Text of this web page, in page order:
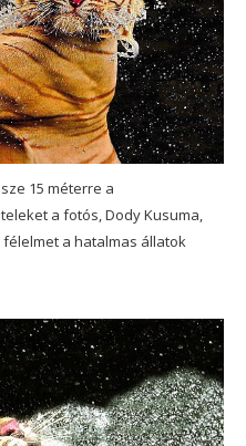
15 méterre a
a fotós, Dody Kusuma,
a hatalmas állatok